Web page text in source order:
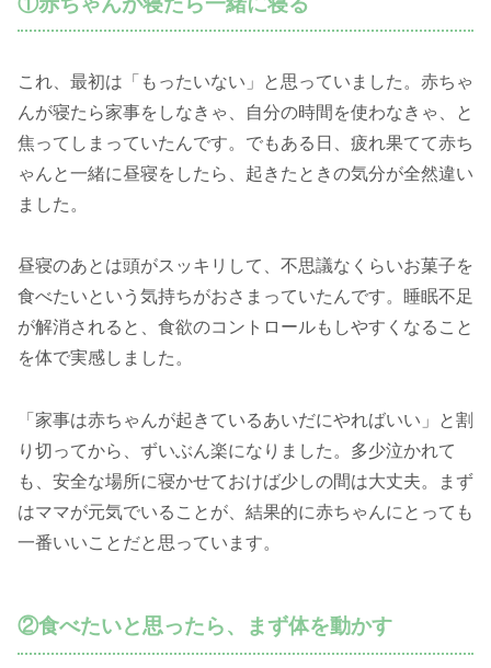
これ、最初は「もったいない」と思っていました。赤ちゃ
んが寝たら家事をしなきゃ、自分の時間を使わなきゃ、と
焦ってしまっていたんです。でもある日、疲れ果てて赤ち
ゃんと一緒に昼寝をしたら、起きたときの気分が全然違い
ました。
昼寝のあとは頭がスッキリして、不思議なくらいお菓子を
食べたいという気持ちがおさまっていたんです。睡眠不足
が解消されると、食欲のコントロールもしやすくなること
を体で実感しました。
「家事は赤ちゃんが起きているあいだにやればいい」と割
り切ってから、ずいぶん楽になりました。多少泣かれて
も、安全な場所に寝かせておけば少しの間は大丈夫。まず
はママが元気でいることが、結果的に赤ちゃんにとっても
一番いいことだと思っています。
②食べたいと思ったら、まず体を動かす